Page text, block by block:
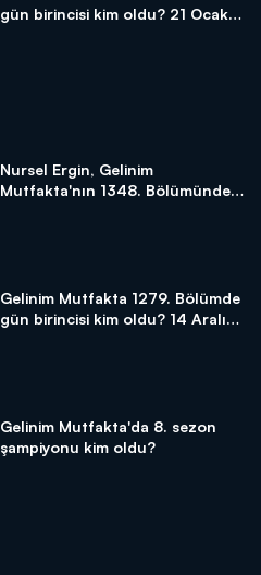
gün birincisi kim oldu? 21 Ocak
Nursel Ergin, Gelinim
Mutfakta'nın 1348. Bölümünde
Gelinim Mutfakta 1279. Bölümde
gün birincisi kim oldu? 14 Aralık
Gelinim Mutfakta'da 8. sezon
şampiyonu kim oldu?